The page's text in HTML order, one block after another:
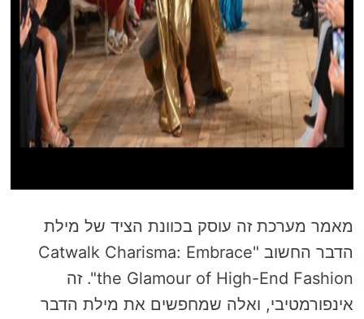
מאמר מערכת זה עוסק בכוונת הציד של מילת
הדבר החשוב "Catwalk Charisma: Embrace
the Glamour of High-End Fashion". זה
אינפורמטיבי, ואלה שמחפשים את מילת הדבר